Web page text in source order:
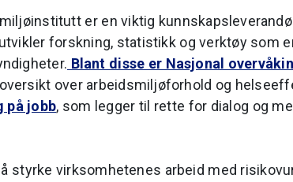
er en viktig
forskning, statistikk og verktøy som
Blant disse er Nasjonal
over arbeidsmiljøforhold og
på jobb, som legger til rette for dialog og
styrke virksomhetenes arbeid med